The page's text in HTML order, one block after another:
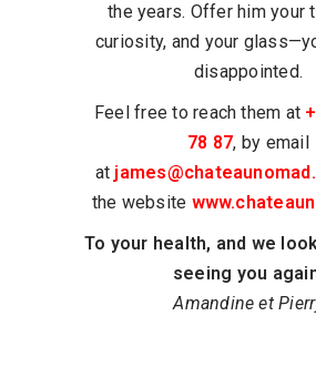
the years. Offer him your
curiosity, and your
disappointed.
Feel free to reach them at
78 87, by email
at
the website
To your health, and we
seeing you
Amandine et